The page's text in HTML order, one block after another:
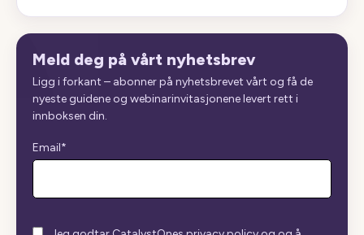
Meld deg på vårt nyhetsbrev
Ligg i forkant – abonner på nyhetsbrevet vårt og få de
nyeste guidene og webinarinvitasjonene levert rett i
innboksen din.
Email*